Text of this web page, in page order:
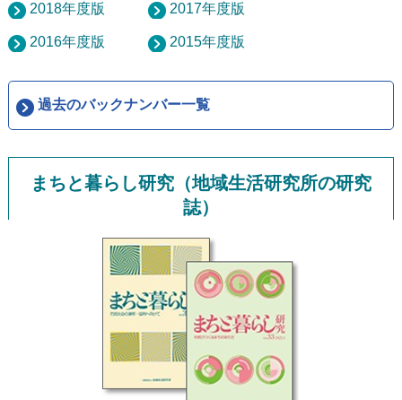
2018年度版 2017年度版
2016年度版 2015年度版
過去のバックナンバー一覧
まちと暮らし研究（地域生活研究所の研究
誌）